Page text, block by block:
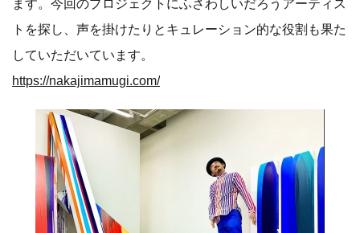
ます。今回のプロジェクトにふさわしいだろうアーティス
トを探し、声を掛けたりとキュレーション的な役割も果た
していただいています。
https://nakajimamugi.com/